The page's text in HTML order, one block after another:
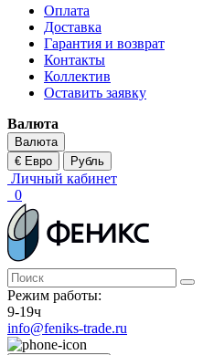
Оплата
Доставка
Гарантия и возврат
Контакты
Коллектив
Оставить заявку
Валюта
Валюта
€ Евро
Рубль
Личный кабинет
0
Режим работы:
9-19ч
info@feniks-trade.ru